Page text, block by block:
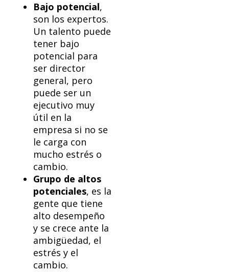
Bajo potencial,
son los expertos.
Un talento puede
tener bajo
potencial para
ser director
general, pero
puede ser un
ejecutivo muy
útil en la
empresa si no se
le carga con
mucho estrés o
cambio.
Grupo de altos
potenciales, es la
gente que tiene
alto desempeño
y se crece ante la
ambigüedad, el
estrés y el
cambio.